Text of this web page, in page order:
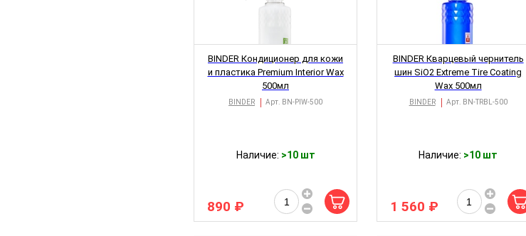
BINDER Кондиционер для кожи
и пластика Premium Interior Wax
500мл
Арт. BN-PIW-500
BINDER
Наличие: >10 шт
890 ₽
BINDER Кварцевый чернитель
шин SiO2 Extreme Tire Coating
Wax 500мл
Арт. BN-TRBL-500
BINDER
Наличие: >10 шт
1 560 ₽